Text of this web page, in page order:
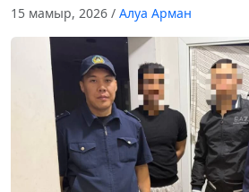
15 мамыр, 2026 / Алуа Арман